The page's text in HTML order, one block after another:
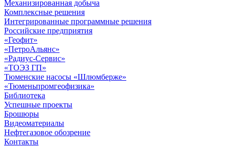
Механизированная добыча
Комплексные решения
Интегрированные программные решения
Российские предприятия
«Геофит»
«ПетроАльянс»
«Радиус-Сервис»
«ТОЭЗ ГП»
Тюменские насосы «Шлюмберже»
«Тюменьпромгеофизика»
Библиотека
Успешные проекты
Брошюры
Видеоматериалы
Нефтегазовое обозрение
Контакты